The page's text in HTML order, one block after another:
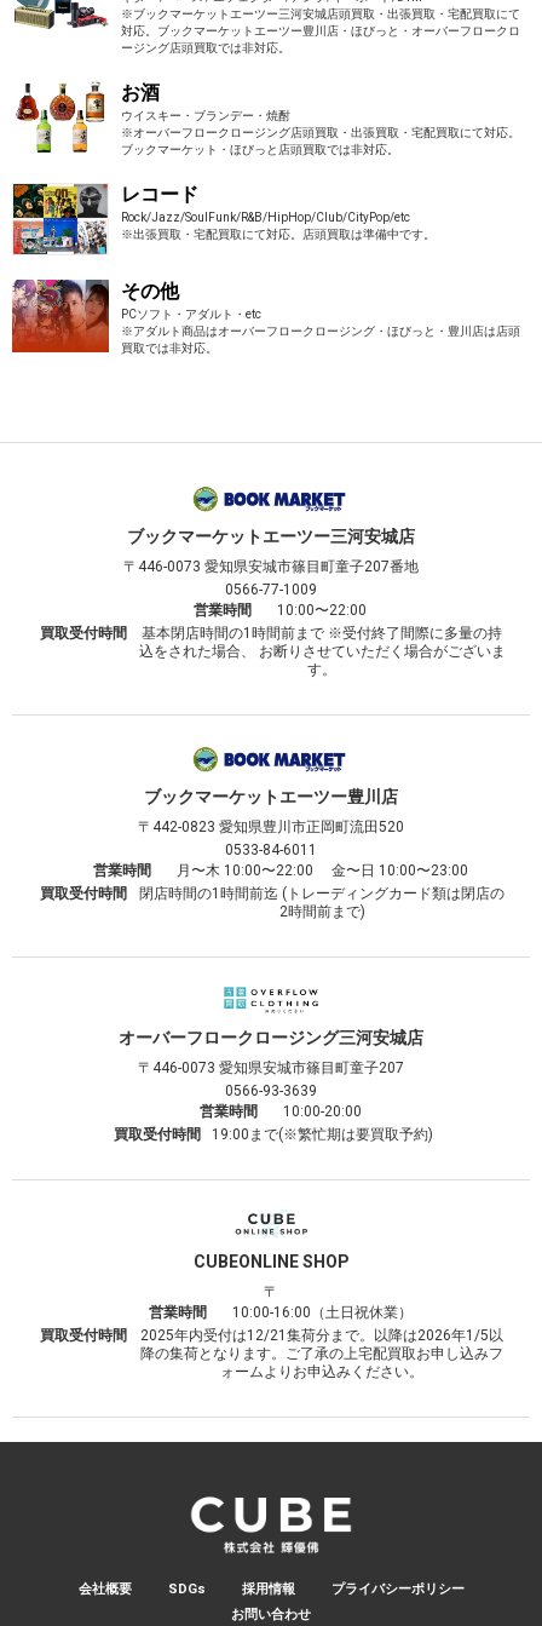
※ブックマーケットエーツー三河安城店頭買取・出張買取・宅配買取にて
対応。ブックマーケットエーツー豊川店・ほびっと・オーバーフロークロ
ージング店頭買取では非対応。
お酒
ウイスキー・ブランデー・焼酎
※オーバーフロークロージング店頭買取・出張買取・宅配買取にて対応。
ブックマーケット・ほびっと店頭買取では非対応。
レコード
Rock/Jazz/SoulFunk/R&B/HipHop/Club/CityPop/etc
※出張買取・宅配買取にて対応。店頭買取は準備中です。
その他
PCソフト・アダルト・etc
※アダルト商品はオーバーフロークロージング・ほびっと・豊川店は店頭
買取では非対応。
ブックマーケットエーツー三河安城店
〒446-0073 愛知県安城市篠目町童子207番地
0566-77-1009
営業時間
10:00〜22:00
買取受付時間
基本閉店時間の1時間前まで ※受付終了間際に多量の持
込をされた場合、 お断りさせていただく場合がございま
す。
ブックマーケットエーツー豊川店
〒442-0823 愛知県豊川市正岡町流田520
0533-84-6011
営業時間
月〜木 10:00〜22:00 金〜日 10:00〜23:00
買取受付時間
閉店時間の1時間前迄 (トレーディングカード類は閉店の
2時間前まで)
オーバーフロークロージング三河安城店
〒446-0073 愛知県安城市篠目町童子207
0566-93-3639
営業時間
10:00-20:00
買取受付時間
19:00まで(※繁忙期は要買取予約)
CUBEONLINE SHOP
〒
営業時間
10:00-16:00（土日祝休業）
買取受付時間
2025年内受付は12/21集荷分まで。以降は2026年1/5以
降の集荷となります。ご了承の上宅配買取お申し込みフ
ォームよりお申込みください。
会社概要 SDGs 採用情報
プライバシーポリシー
お問い合わせ